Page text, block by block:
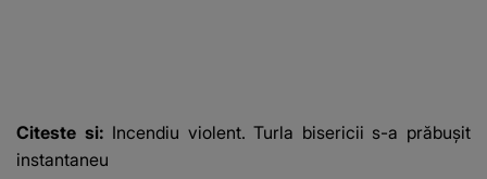
Citeste si: Incendiu violent. Turla bisericii s-a prăbușit
instantaneu